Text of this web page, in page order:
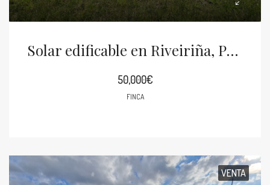
Solar edificable en Riveiriña, Puebla del Caramiñal
50,000€
FINCA
VENTA